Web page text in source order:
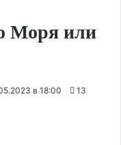
Моря или
в 18:00 13